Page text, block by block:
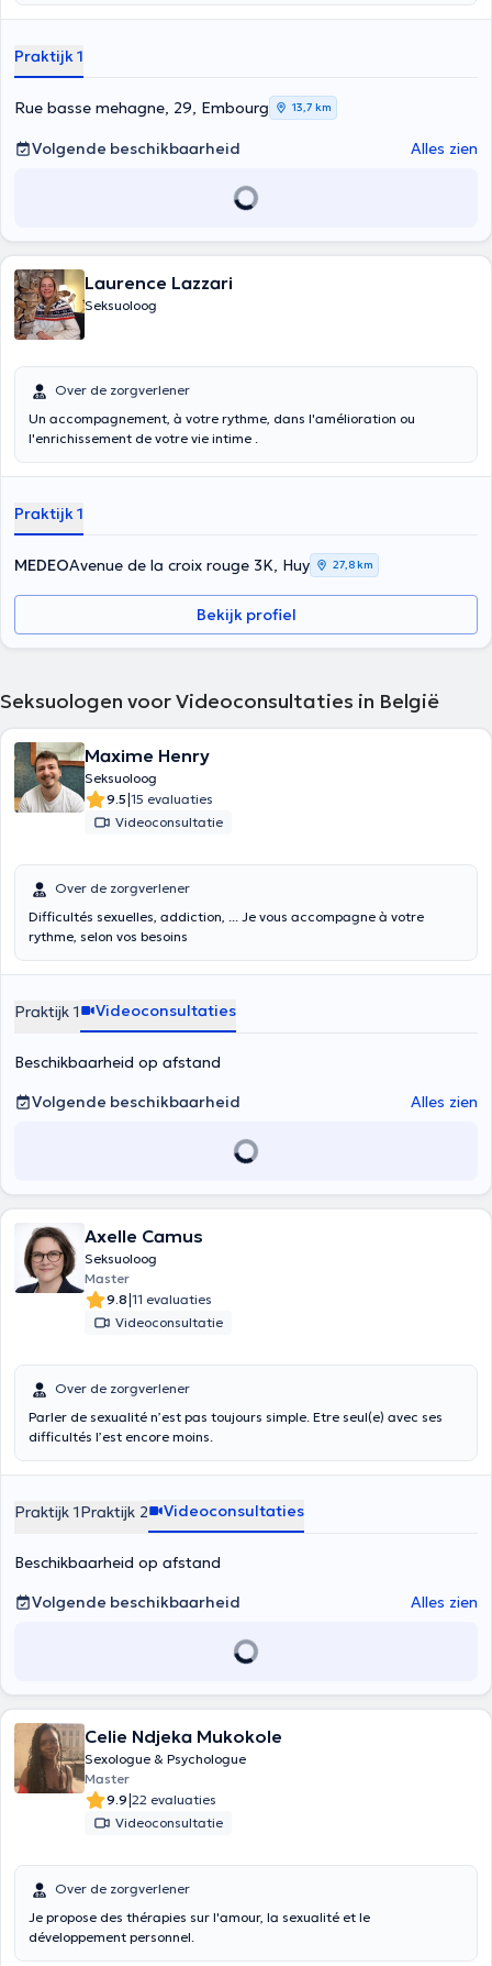
Praktijk 1
Rue basse mehagne, 29, Embourg 13,7 km
Volgende beschikbaarheid Alles zien
Laurence Lazzari
Seksuoloog
Over de zorgverlener
Un accompagnement, à votre rythme, dans l'amélioration ou
l'enrichissement de votre vie intime .
Praktijk 1
MEDEOAvenue de la croix rouge 3K, Huy 27,8 km
Bekijk profiel
Seksuologen voor Videoconsultaties in België
Maxime Henry
Seksuoloog
9.5|15 evaluaties
Videoconsultatie
Over de zorgverlener
Difficultés sexuelles, addiction, ... Je vous accompagne à votre
rythme, selon vos besoins
Praktijk 1 Videoconsultaties
Beschikbaarheid op afstand
Volgende beschikbaarheid
Alles zien
Axelle Camus
Seksuoloog
Master
9.8|11 evaluaties
Videoconsultatie
Over de zorgverlener
Parler de sexualité n’est pas toujours simple. Etre seul(e) avec ses
difficultés l’est encore moins.
Praktijk 1Praktijk 2 Videoconsultaties
Beschikbaarheid op afstand
Volgende beschikbaarheid
Alles zien
Celie Ndjeka Mukokole
Sexologue & Psychologue
Master
9.9|22 evaluaties
Videoconsultatie
Over de zorgverlener
Je propose des thérapies sur l'amour, la sexualité et le
développement personnel.